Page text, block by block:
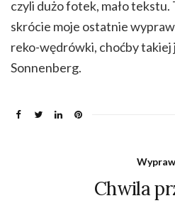
czyli dużo fotek, mało tekstu.
skrócie moje ostatnie
reko-wędrówki, choćby takiej
Sonnenberg.
Chwila